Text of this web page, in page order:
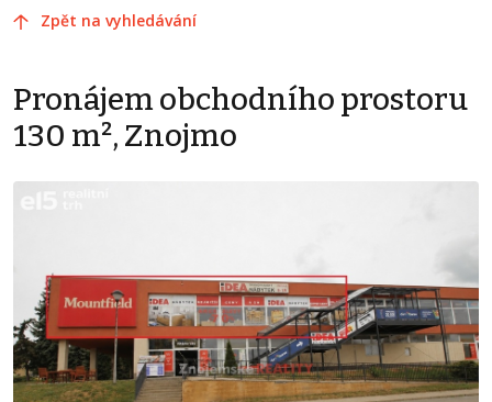
Zpět na vyhledávání
Pronájem obchodního prostoru
130 m², Znojmo